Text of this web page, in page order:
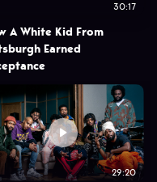
30:17
A White Kid From
Earned
29:20